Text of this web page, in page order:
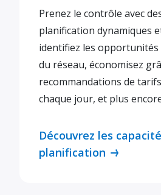
Prenez le contrôle avec
planification dynamiques
identifiez les
du réseau, économisez
recommandations de
chaque jour, et plus
Découvrez les
planification